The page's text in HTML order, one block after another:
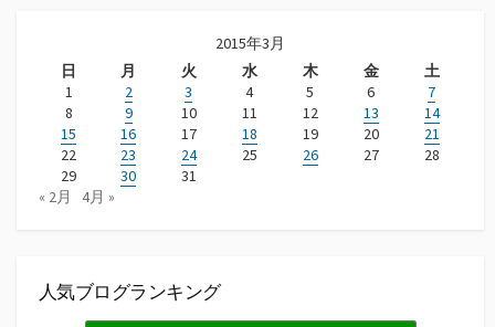
2015年3月
日
月 火 水 木 金
土
1
2 3 4 5 6
7
8
9 10 11 12 13
14
15
16 17 18 19 20
21
22
23 24 25 26 27
28
29
30
31
« 2月
4月 »
人気ブログランキング